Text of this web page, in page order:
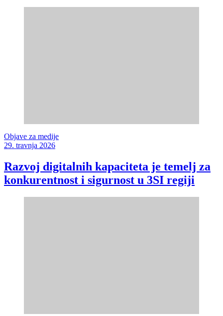
Objave za medije
29. travnja 2026
Razvoj digitalnih kapaciteta je temelj za
konkurentnost i sigurnost u 3SI regiji